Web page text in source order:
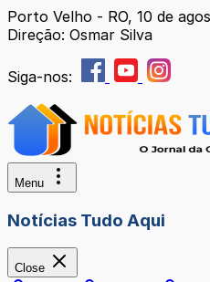
Porto Velho - RO, 10 de
Direção: Osmar Silva
Siga-nos:
Menu
Notícias Tudo Aqui
Close